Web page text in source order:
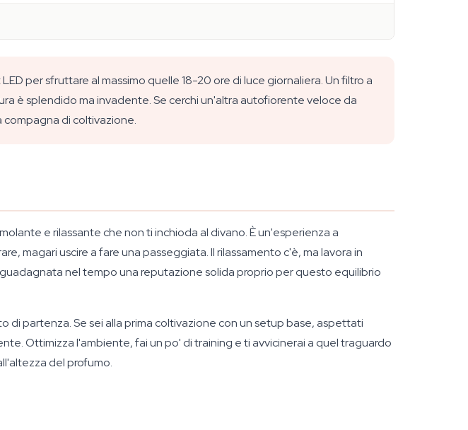
per sfruttare al massimo quelle 18-20 ore di luce giornaliera. Un filtro a
è splendido ma invadente. Se cerchi un'altra autofiorente veloce da
compagna di coltivazione.
e rilassante che non ti inchioda al divano. È un'esperienza a
magari uscire a fare una passeggiata. Il rilassamento c'è, ma lavora in
nel tempo una reputazione solida proprio per questo equilibrio
di partenza. Se sei alla prima coltivazione con un setup base, aspettati
Ottimizza l'ambiente, fai un po' di training e ti avvicinerai a quel traguardo
del profumo.